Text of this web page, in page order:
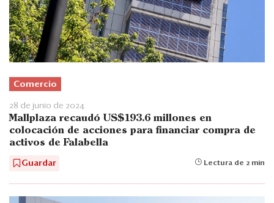
Comercio
28 de junio de 2024
Mallplaza recaudó US$193.6 millones en
colocación de acciones para financiar compra de
activos de Falabella
Guardar Lectura de 2 min